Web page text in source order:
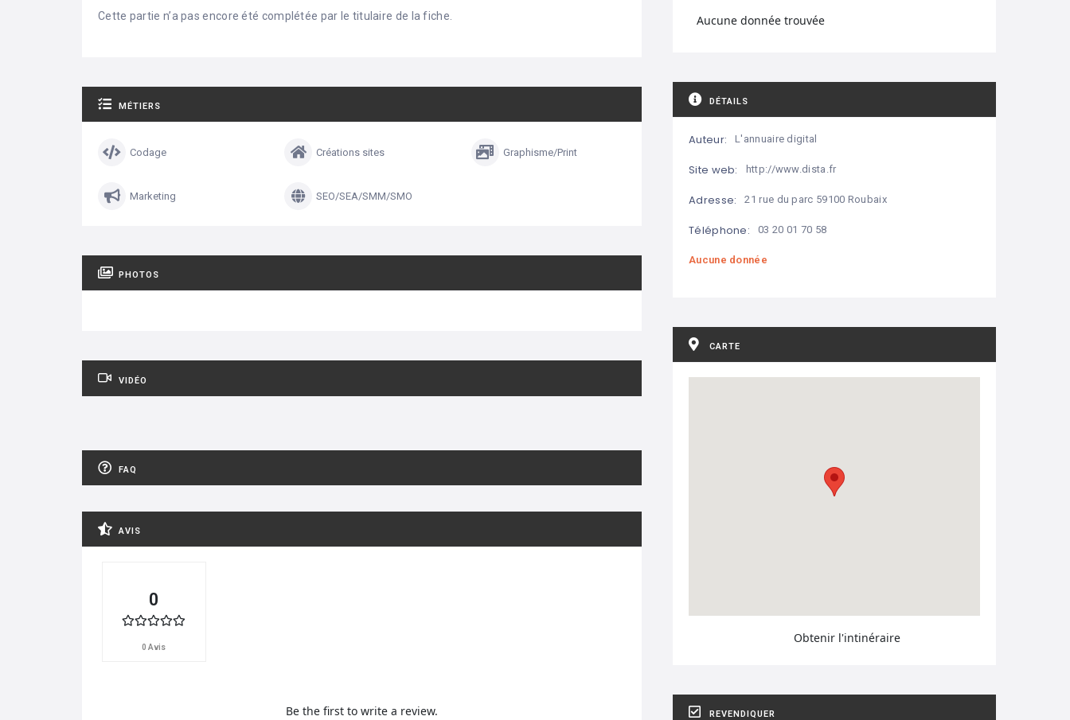
Cette partie n’a pas encore été complétée par le titulaire de la fiche.
MÉTIERS
Codage Créations sites Graphisme/Print
Marketing SEO/SEA/SMM/SMO
PHOTOS
VIDÉO
FAQ
AVIS
0
0 Avis
Be the first to write a review.
Aucune donnée trouvée
DÉTAILS
Auteur: L'annuaire digital
Site web: http://www.dista.fr
Adresse: 21 rue du parc 59100 Roubaix
Téléphone: 03 20 01 70 58
Aucune donnée
CARTE
Obtenir l'intinéraire
REVENDIQUER